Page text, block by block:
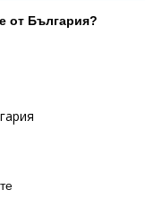
от България?